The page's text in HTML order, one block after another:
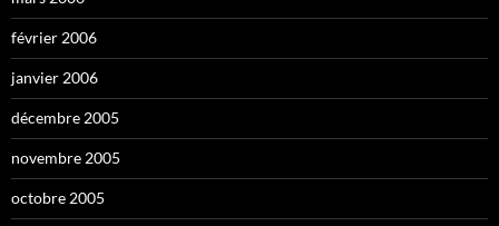
février 2006
janvier 2006
décembre 2005
novembre 2005
octobre 2005